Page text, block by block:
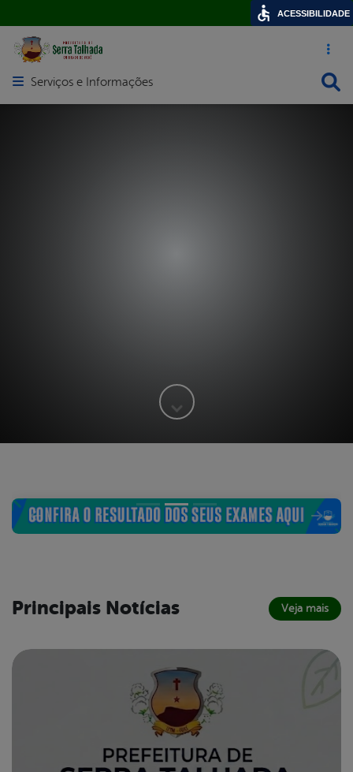
Acesso
Abrir menu principal de navegação
Serviços e Informações
Principais Notícias Veja mais
ACESSIBILIDADE